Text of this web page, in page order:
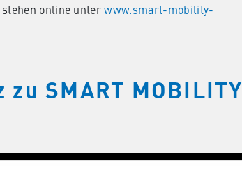
stehen online unterwww.smart-mobility-
SMART MOBILITY